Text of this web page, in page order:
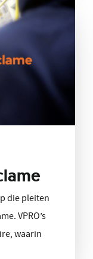
die pleiten
VPRO’s
waarin